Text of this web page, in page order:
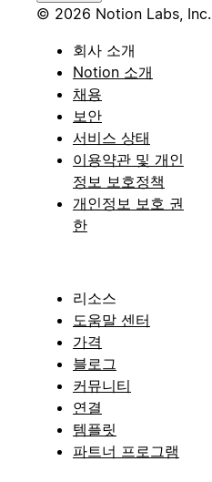
© 2026 Notion Labs, Inc.
회사 소개
Notion 소개
채용
보안
서비스 상태
이용약관 및 개인
정보 보호정책
개인정보 보호 권
한
리소스
도움말 센터
가격
블로그
커뮤니티
연결
템플릿
파트너 프로그램